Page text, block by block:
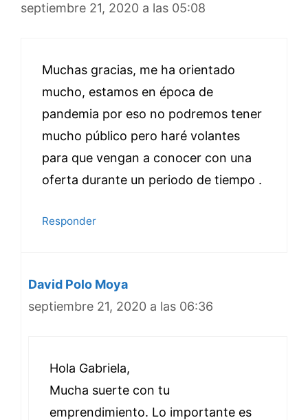
septiembre 21, 2020 a las 05:08
Muchas gracias, me ha orientado
mucho, estamos en época de
pandemia por eso no podremos tener
mucho público pero haré volantes
para que vengan a conocer con una
oferta durante un periodo de tiempo .
Responder
David Polo Moya
septiembre 21, 2020 a las 06:36
Hola Gabriela,
Mucha suerte con tu
emprendimiento. Lo importante es